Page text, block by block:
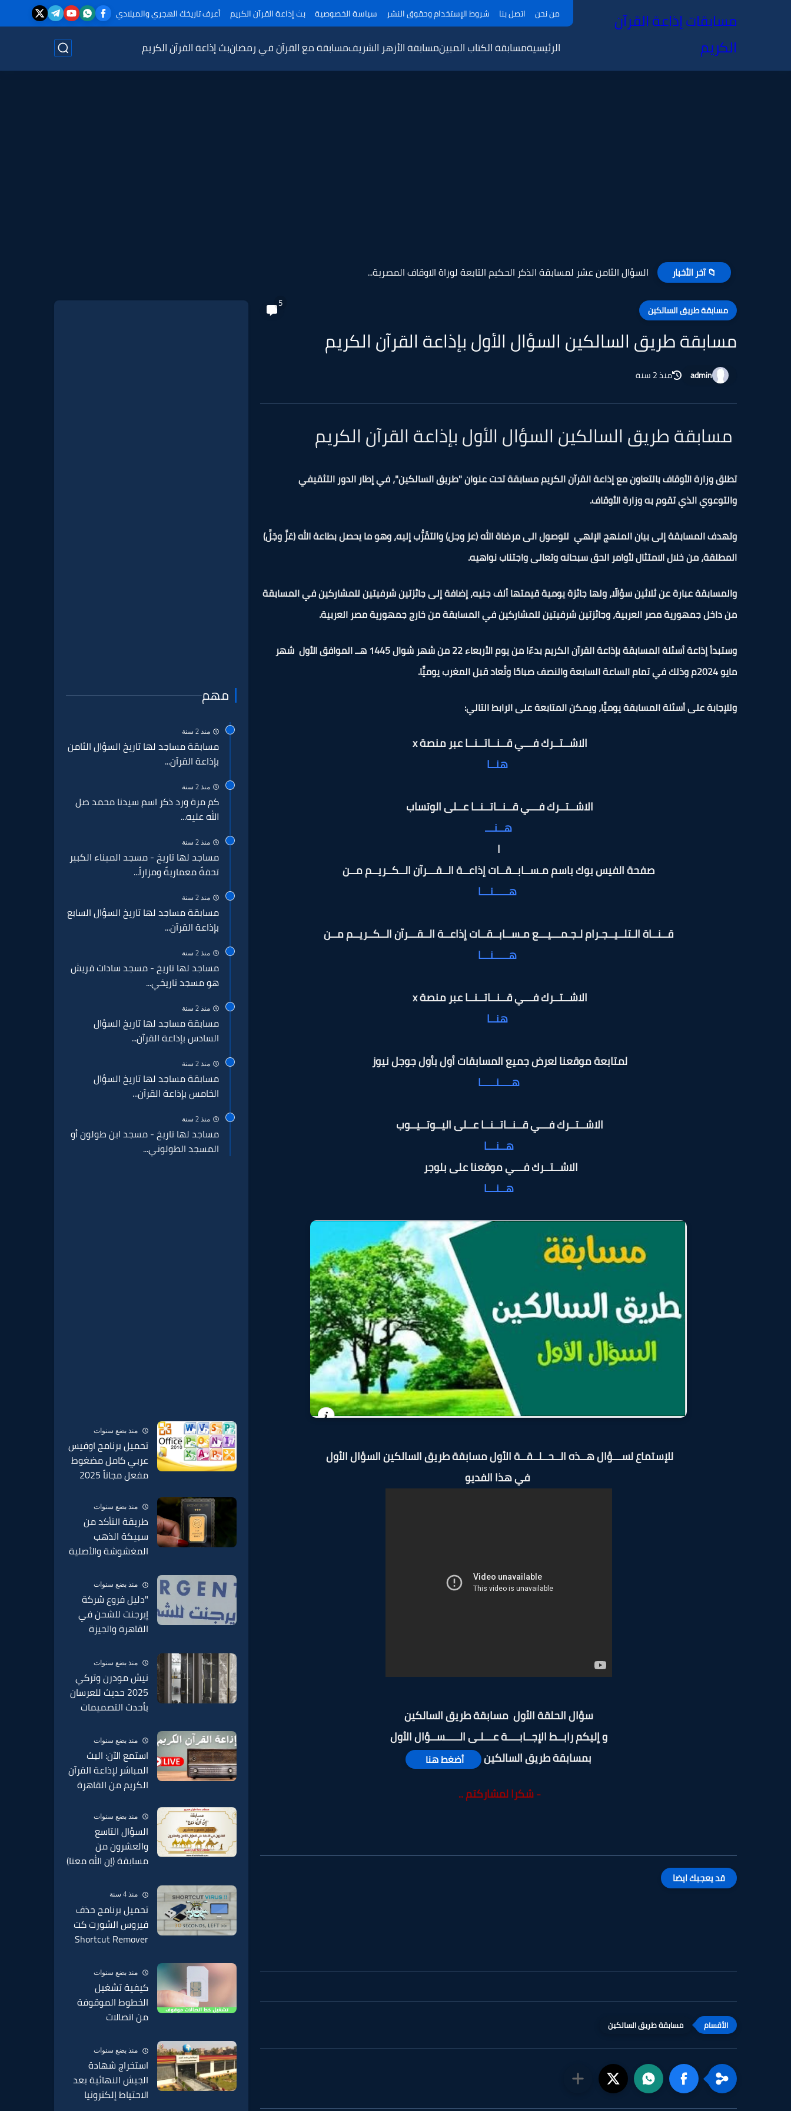
من نحن اتصل بنا شروط الإستخدام وحقوق النشر سياسة الخصوصية بث إذاعة القرآن الكريم أعرف تاريخك الهجري والميلادي
مسابقات إذاعة القرآن
الكريم
الرئيسيةمسابقة الكتاب المبينمسابقة الأزهر الشريفمسابقة مع القرآن في رمضانبث إذاعة القرآن الكريم
📁 آخر الأخبار السؤال الثامن عشر لمسابقة الذكر الحكيم التابعة لوزاة الاوقاف المصرية...
مسابقة طريق السالكين 5
مسابقة طريق السالكين السؤال الأول بإذاعة القرآن الكريم
admin منذ 2 سنة
مسابقة طريق السالكين السؤال الأول بإذاعة القرآن الكريم
تطلق وزارة الأوقاف بالتعاون مع إذاعة القرآن الكريم مسابقة تحت عنوان "طريق السالكين"، في إطار الدور التثقيفي
والتوعوي الذي تقوم به وزارة الأوقاف.
وتهدف المسابقة إلى بيان المنهج الإلهي للوصول الى مرضاة الله (عز وجل) والتقَرُّب إليه، وهو ما يحصل بطاعة الله (عَزَّ وجَلَّ)
المطلقة، من خلال الامتثال لأوامر الحق سبحانه وتعالى واجتناب نواهيه.
والمسابقة عبارة عن ثلاثين سؤالًا، ولها جائزة يومية قيمتها ألف جنيه، إضافة إلى جائزتين شرفيتين للمشاركين في المسابقة
من داخل جمهورية مصر العربية، وجائزتين شرفيتين للمشاركين في المسابقة من خارج جمهورية مصر العربية.
وستبدأ إذاعة أسئلة المسابقة بإذاعة القرآن الكريم بدءًا من يوم الأربعاء 22 من شهر شوال 1445 هــ الموافق الأول شهر
مايو 2024م وذلك في تمام الساعة السابعة والنصف صباحًا وتُعاد قبل المغرب يوميًّا.
وللإجابة على أسئلة المسابقة يوميًّا، ويمكن المتابعة على الرابط التالي:
الاشــتــرك فـــي قــنــاتــنــا عبر منصة x
هنــا
الاشــتــرك فـــي قــنــاتــنــا عــلى الوتساب
هــنـــ
ا
صفحة الفيس بوك باسم مـســابــقــات إذاعــة الــقـــرآن الــكــريــم مــن
هـــــنـــا
قــنــاة الـتلــيــجـرام لـجـمـــيـــع مـســابــقــات إذاعــة الــقـــرآن الــكــريــم مــن
هـــــنـــا
الاشــتــرك فـــي قــنــاتــنــا عبر منصة x
هنــا
لمتابعة موقعنا لعرض جميع المسابقات أول بأول جوجل نيوز
هــــنـــــا
الاشــتــرك فـــي قــنــاتــنــا عــلى اليــوتــيــوب
هــنـــا
الاشــتــرك فـــي موقعنا على بلوجر
هــنـــا
للإستماع لســـؤال هــذه الــحــلــقــة الأول مسابقة طريق السالكين السؤال الأول
في هذا الفديو
سؤال الحلقة الأول مسابقة طريق السالكين
و إليكم رابــط الإجــابــــة عـــلـى الـــــســؤال الأول
بمسابقة طريق السالكين
أضغط هنا
- شكرا لمشاركتم ..
قد يعجبك ايضا
مسابقة طريق السالكين
مهم
منذ 2 سنة
مسابقة مساجد لها تاريخ السؤال الثامن
بإذاعة القرآن...
منذ 2 سنة
كم مرة ورد ذكر اسم سيدنا محمد صل
الله عليه...
منذ 2 سنة
مساجد لها تاريخ - مسجد الميناء الكبير
تحفةً معماريةً ومزاراً...
منذ 2 سنة
مسابقة مساجد لها تاريخ السؤال السابع
بإذاعة القرآن...
منذ 2 سنة
مساجد لها تاريخ - مسجد سادات قريش
هو مسجد تاريخي...
منذ 2 سنة
مسابقة مساجد لها تاريخ السؤال
السادس بإذاعة القرآن...
منذ 2 سنة
مسابقة مساجد لها تاريخ السؤال
الخامس بإذاعة القرآن...
منذ 2 سنة
مساجد لها تاريخ - مسجد ابن طولون أو
المسجد الطولوني...
منذ بضع سنوات
تحميل برنامج اوفيس
عربي كامل مضغوط
مفعل مجاناً 2025
منذ بضع سنوات
طريقة التأكد من
سبيكة الذهب
المغشوشة والأصلية
عنها وطريقة مكان
الدمغة في السبائك
2025
منذ بضع سنوات
"دليل فروع شركة
إيرجنت للشحن في
القاهرة والجيزة
2025 – عناوين
وأرقام التواصل"
منذ بضع سنوات
نيش مودرن وتركي
2025 حديث للعرسان
بأحدث التصميمات
منذ بضع سنوات
استمع الآن: البث
المباشر لإذاعة القرآن
الكريم من القاهرة
منذ بضع سنوات
السؤال التاسع
والعشرون من
مسابقة (إن الله معنا)
من القاهرة
منذ 4 سنة
تحميل برنامج حذف
فيروس الشورت كت
Shortcut Remover
منذ بضع سنوات
كيفية تشغيل
الخطوط الموقوفة
من اتصالات
موقوف من الخدمة
2025
منذ بضع سنوات
استخراج شهادة
الجيش النهائية بعد
الاحتياط إلكترونيا